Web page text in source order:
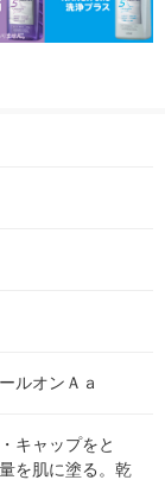
ルオンＡａ
キャップをと
を肌に塗る。乾